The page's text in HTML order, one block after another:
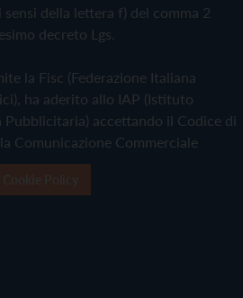
sensi della lettera f) del comma 2
decreto Lgs.
la Fisc (Federazione Italiana
ha aderito allo IAP (Istituto
accettando il Codice di
Comunicazione Commerciale